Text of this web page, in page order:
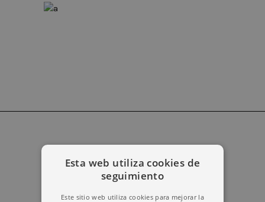
erika@kymabarcelona.com
Esta web utiliza cookies de
seguimiento
Este sitio web utiliza cookies para mejorar la